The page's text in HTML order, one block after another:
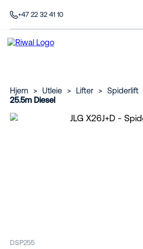
+47 22 32 41 10
Hjem > Utleie > Lifter > Spiderlift
25.5m Diesel
DSP255